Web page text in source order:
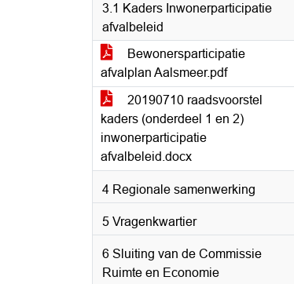
3.1 Kaders Inwonerparticipatie
afvalbeleid
Bewonersparticipatie
afvalplan Aalsmeer.pdf
20190710 raadsvoorstel
kaders (onderdeel 1 en 2)
inwonerparticipatie
afvalbeleid.docx
4 Regionale samenwerking
5 Vragenkwartier
6 Sluiting van de Commissie
Ruimte en Economie